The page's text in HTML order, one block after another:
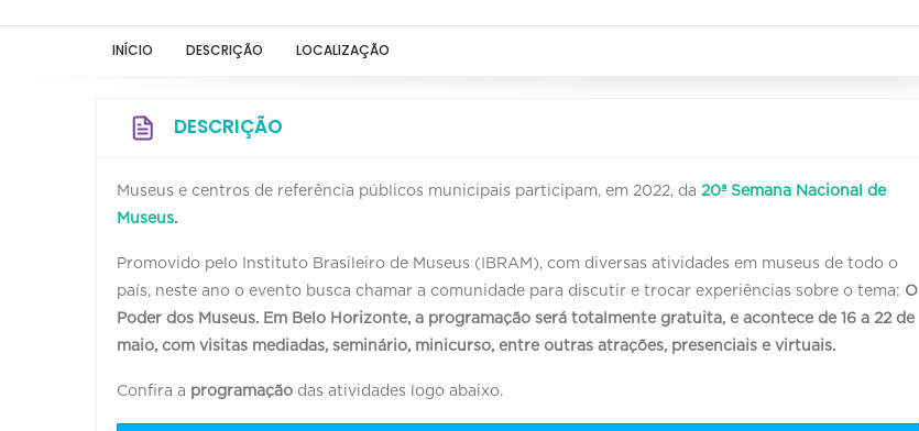
INÍCIO DESCRIÇÃO LOCALIZAÇÃO
DESCRIÇÃO
Museus e centros de referência públicos municipais participam, em 2022, da 20ª Semana Nacional de
Museus.
Promovido pelo Instituto Brasileiro de Museus (IBRAM), com diversas atividades em museus de todo o
país, neste ano o evento busca chamar a comunidade para discutir e trocar experiências sobre o tema: O
Poder dos Museus. Em Belo Horizonte, a programação será totalmente gratuita, e acontece de 16 a 22 de
maio, com visitas mediadas, seminário, minicurso, entre outras atrações, presenciais e virtuais.
Confira a programação das atividades logo abaixo.